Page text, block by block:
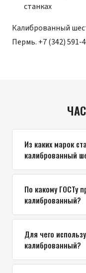
станках
Калиброванный
Пермь. +7 (342) 591-
Из каких марок
калиброванный
По какому ГОСТу
калиброванный?
Для чего
калиброванный?